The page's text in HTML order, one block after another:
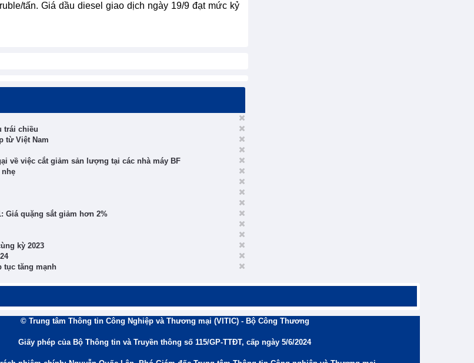
tấn. Giá dầu diesel giao dịch ngày 19/9 đạt mức kỷ
trái chiều
từ Việt Nam
về việc cắt giảm sản lượng tại các nhà máy BF
Giá quặng sắt giảm hơn 2%
kỳ 2023
tục tăng mạnh
© Trung tâm Thông tin Công Nghiệp và Thương mại (VITIC) - Bộ Công Thương
Giấy phép của Bộ Thông tin và Truyền thông số 115/GP-TTĐT, cấp ngày 5/6/2024